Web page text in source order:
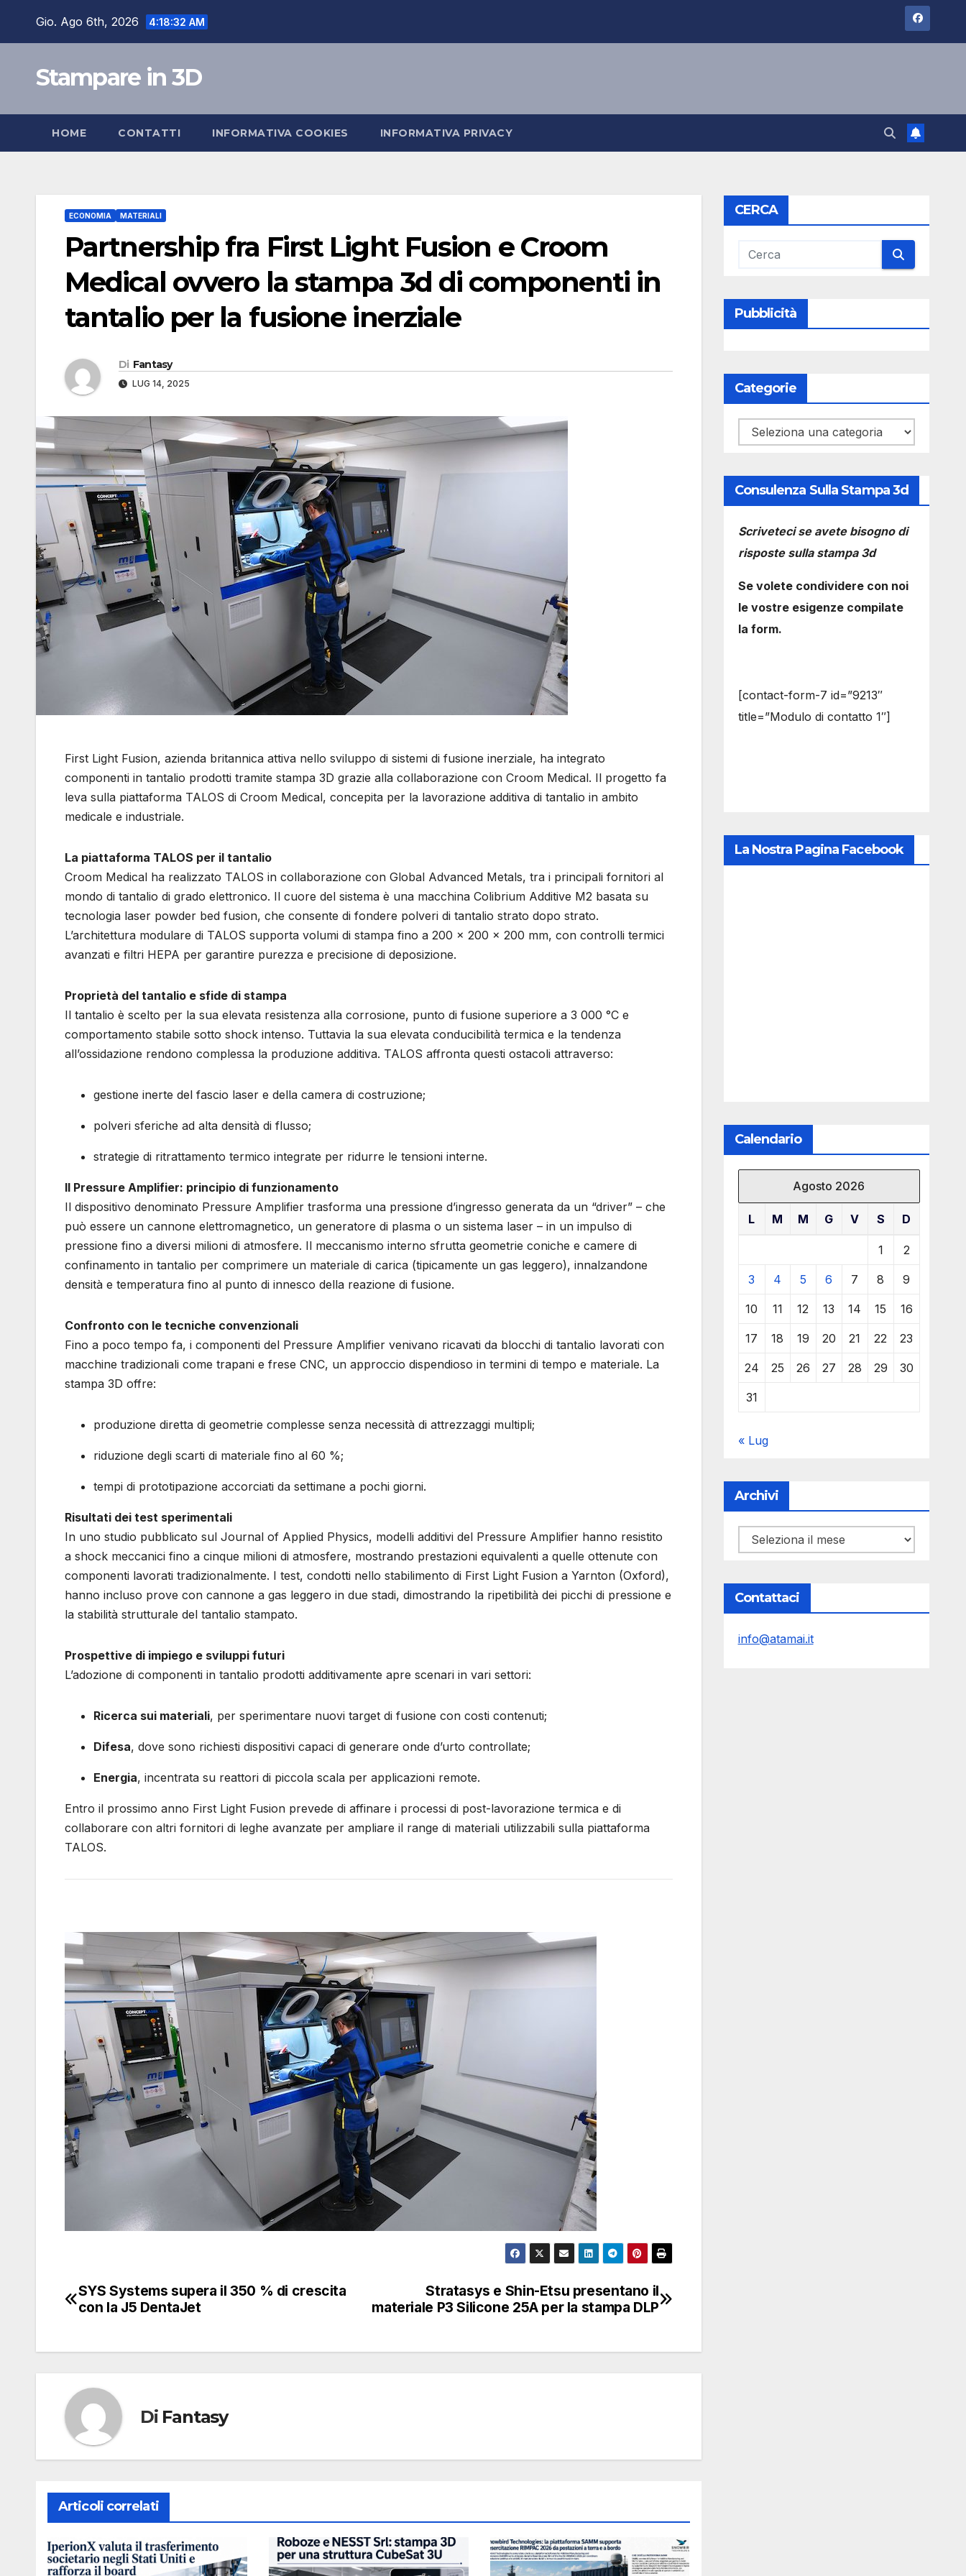
Gio. Ago 6th, 2026 4:18:33 AM
Stampare in 3D
HOME CONTATTI INFORMATIVA COOKIES INFORMATIVA PRIVACY
ECONOMIA MATERIALI
Partnership fra First Light Fusion e Croom
Medical ovvero la stampa 3d di componenti in
tantalio per la fusione inerziale
Di Fantasy
LUG 14, 2025
First Light Fusion, azienda britannica attiva nello sviluppo di sistemi di fusione inerziale, ha integrato
componenti in tantalio prodotti tramite stampa 3D grazie alla collaborazione con Croom Medical. Il progetto fa
leva sulla piattaforma TALOS di Croom Medical, concepita per la lavorazione additiva di tantalio in ambito
medicale e industriale.
La piattaforma TALOS per il tantalio
Croom Medical ha realizzato TALOS in collaborazione con Global Advanced Metals, tra i principali fornitori al
mondo di tantalio di grado elettronico. Il cuore del sistema è una macchina Colibrium Additive M2 basata su
tecnologia laser powder bed fusion, che consente di fondere polveri di tantalio strato dopo strato.
L’architettura modulare di TALOS supporta volumi di stampa fino a 200 × 200 × 200 mm, con controlli termici
avanzati e filtri HEPA per garantire purezza e precisione di deposizione.
Proprietà del tantalio e sfide di stampa
Il tantalio è scelto per la sua elevata resistenza alla corrosione, punto di fusione superiore a 3 000 °C e
comportamento stabile sotto shock intenso. Tuttavia la sua elevata conducibilità termica e la tendenza
all’ossidazione rendono complessa la produzione additiva. TALOS affronta questi ostacoli attraverso:
gestione inerte del fascio laser e della camera di costruzione;
polveri sferiche ad alta densità di flusso;
strategie di ritrattamento termico integrate per ridurre le tensioni interne.
Il Pressure Amplifier: principio di funzionamento
Il dispositivo denominato Pressure Amplifier trasforma una pressione d’ingresso generata da un “driver” – che
può essere un cannone elettromagnetico, un generatore di plasma o un sistema laser – in un impulso di
pressione fino a diversi milioni di atmosfere. Il meccanismo interno sfrutta geometrie coniche e camere di
confinamento in tantalio per comprimere un materiale di carica (tipicamente un gas leggero), innalzandone
densità e temperatura fino al punto di innesco della reazione di fusione.
Confronto con le tecniche convenzionali
Fino a poco tempo fa, i componenti del Pressure Amplifier venivano ricavati da blocchi di tantalio lavorati con
macchine tradizionali come trapani e frese CNC, un approccio dispendioso in termini di tempo e materiale. La
stampa 3D offre:
produzione diretta di geometrie complesse senza necessità di attrezzaggi multipli;
riduzione degli scarti di materiale fino al 60 %;
tempi di prototipazione accorciati da settimane a pochi giorni.
Risultati dei test sperimentali
In uno studio pubblicato sul Journal of Applied Physics, modelli additivi del Pressure Amplifier hanno resistito
a shock meccanici fino a cinque milioni di atmosfere, mostrando prestazioni equivalenti a quelle ottenute con
componenti lavorati tradizionalmente. I test, condotti nello stabilimento di First Light Fusion a Yarnton (Oxford),
hanno incluso prove con cannone a gas leggero in due stadi, dimostrando la ripetibilità dei picchi di pressione e
la stabilità strutturale del tantalio stampato.
Prospettive di impiego e sviluppi futuri
L’adozione di componenti in tantalio prodotti additivamente apre scenari in vari settori:
Ricerca sui materiali, per sperimentare nuovi target di fusione con costi contenuti;
Difesa, dove sono richiesti dispositivi capaci di generare onde d’urto controllate;
Energia, incentrata su reattori di piccola scala per applicazioni remote.
Entro il prossimo anno First Light Fusion prevede di affinare i processi di post-lavorazione termica e di
collaborare con altri fornitori di leghe avanzate per ampliare il range di materiali utilizzabili sulla piattaforma
TALOS.
Navigazione
Stratasys e Shin-Etsu presentano il
materiale P3 Silicone 25A per la stampa DLP
SYS Systems supera il 350 % di crescita
con la J5 DentaJet
Di Fantasy
Articoli correlati
CERCA
Pubblicità
Categorie
Categorie
Consulenza Sulla Stampa 3d
Scriveteci se avete bisogno di
risposte sulla stampa 3d
Se volete condividere con noi
le vostre esigenze compilate
la form.
[contact-form-7 id=”9213″
title=”Modulo di contatto 1″]
La Nostra Pagina Facebook
Calendario
Agosto 2026
L M M G V S D
1 2
3 4 5 6 7 8 9
10 11 12 13 14 15 16
17 18 19 20 21 22 23
24 25 26 27 28 29 30
31
« Lug
Archivi
Archivi
Contattaci
info@atamai.it